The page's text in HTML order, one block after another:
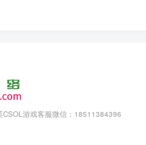
CSOL游戏客服微信：18511384396